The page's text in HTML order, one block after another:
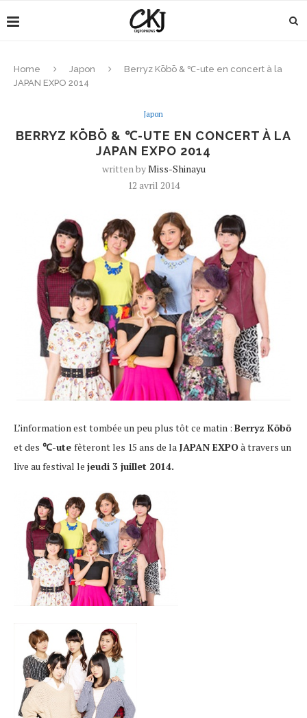
Home Japon
Berryz Kōbō & ℃-ute en concert à la
JAPAN EXPO 2014
Japon
BERRYZ KŌBŌ & ℃-UTE EN CONCERT À LA
JAPAN EXPO 2014
written byMiss-Shinayu
12 avril 2014
L’information est tombée un peu plus tôt ce matin : Berryz Kōbō
et des ℃-ute fêteront les 15 ans de la JAPAN EXPOà travers un
live au festival le jeudi 3 juillet 2014.